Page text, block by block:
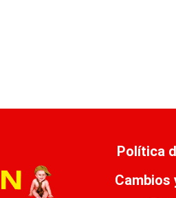
Política
Cambios